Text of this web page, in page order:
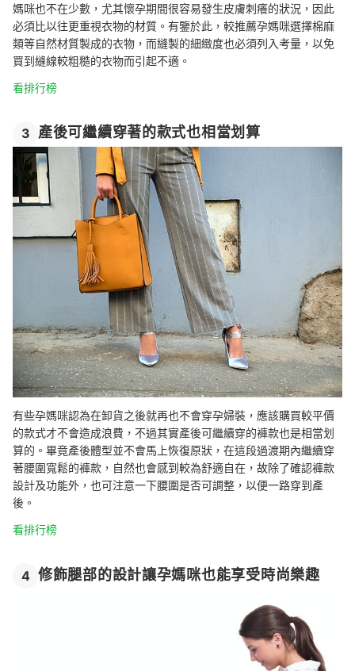
媽咪也不在少數，尤其懷孕期間很容易發生皮膚刺癢的狀況，因此
必須比以往更重視衣物的材質。有鑒於此，較推薦孕媽咪選擇棉麻
類等自然材質製成的衣物，而縫製的細緻度也必須列入考量，以免
買到縫線較粗糙的衣物而引起不適。
看排行榜
3 產後可繼續穿著的款式也相當划算
有些孕媽咪認為在卸貨之後就再也不會穿孕婦裝，應該購買較平價
的款式才不會造成浪費，不過其實產後可繼續穿的褲款也是相當划
算的。畢竟產後體型並不會馬上恢復原狀，在這段過渡期內繼續穿
著腰圍寬鬆的褲款，自然也會感到較為舒適自在，故除了確認褲款
設計及功能外，也可注意一下腰圍是否可調整，以便一路穿到產
後。
看排行榜
4 修飾腿部的設計讓孕媽咪也能享受時尚樂趣